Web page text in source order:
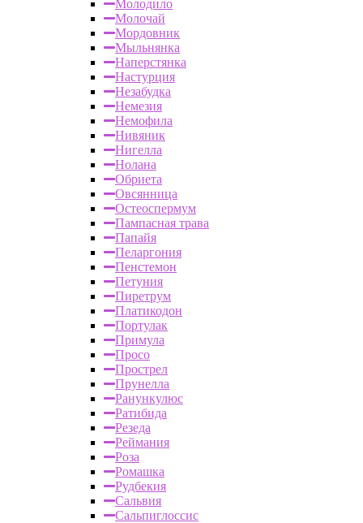
Молодило
Молочай
Мордовник
Мыльнянка
Наперстянка
Настурция
Незабудка
Немезия
Немофила
Нивяник
Нигелла
Нолана
Обриета
Овсянница
Остеоспермум
Пампасная трава
Папайя
Пеларгония
Пенстемон
Петуния
Пиретрум
Платикодон
Портулак
Примула
Просо
Прострел
Прунелла
Ранункулюс
Ратибида
Резеда
Реймания
Роза
Ромашка
Рудбекия
Сальвия
Сальпиглоссис